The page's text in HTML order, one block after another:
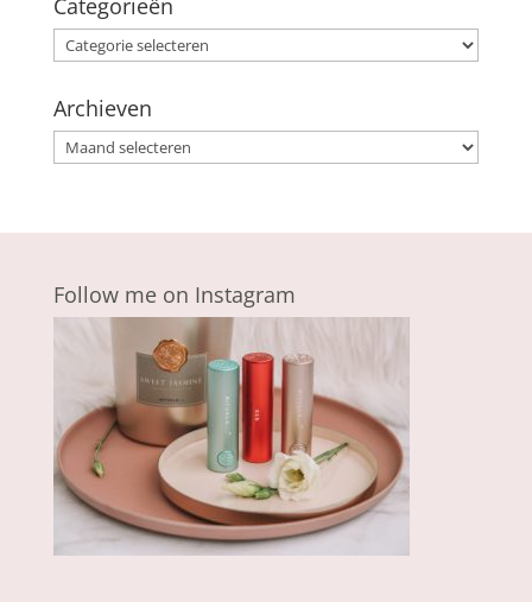
Categorieën
Archieven
Archieven
Follow me on Instagram